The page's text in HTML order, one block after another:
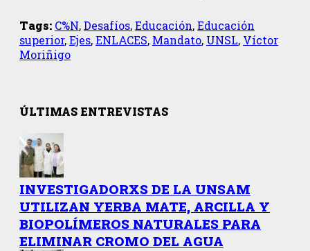
Tags: C%N,Desafíos,Educación,Educación
superior,Ejes,ENLACES, Mandato, UNSL, Víctor
Moriñigo
ÚLTIMAS ENTREVISTAS
INVESTIGADORXS DE LA UNSAM
UTILIZAN YERBA MATE, ARCILLA Y
BIOPOLÍMEROS NATURALES PARA
ELIMINAR CROMO DEL AGUA